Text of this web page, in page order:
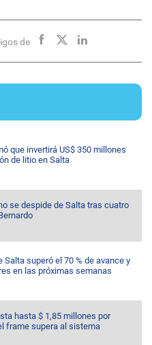
de
que invertirá US$ 350 millones
de litio en Salta
se despide de Salta tras cuatro
Salta superó el 70 % de avance y
en las próximas semanas
hasta $ 1,85 millones por
frame supera al sistema